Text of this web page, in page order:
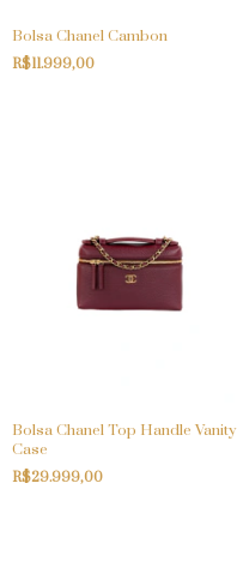
Bolsa Chanel Cambon
R$11.999,00
Bolsa Chanel Top Handle Vanity
Case
R$29.999,00